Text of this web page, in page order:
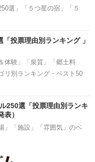
選」「５つ星の宿」「５
投票理由別ランキング 」
体験」「泉質」「郷土料
リ別ランキング・ベスト50
250選「投票理由別ランキ
）
」「施設」「雰囲気」のベ